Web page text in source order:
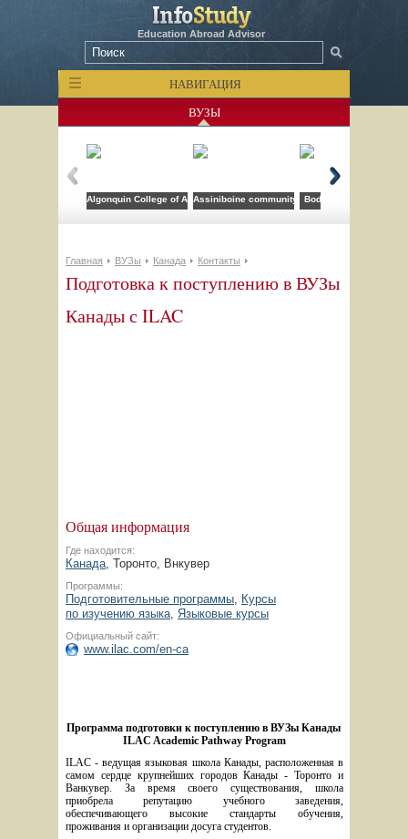
Education Abroad Advisor
НАВИГАЦИЯ
ВУЗЫ
Algonquin College of Applied Arts and Technology
Assiniboine community collegeBodwell High School
Главная ВУЗы Канада Контакты
Подготовка к поступлению в ВУЗы
Канады с ILAC
Общая информация
Где находится:
Канада, Торонто, Внкувер
Программы:
Подготовительные программы, Курсы
по изучению языка, Языковые курсы
Официальный сайт:
www.ilac.com/en-ca
Программа подготовки к поступлению в ВУЗы Канады
ILAC Academic Pathway Program
ILAC - ведущая языковая школа Канады, расположенная в
самом сердце крупнейших городов Канады - Торонто и
Ванкувер. За время своего существования, школа
приобрела репутацию учебного заведения,
обеспечивающего высокие стандарты обучения,
проживания и организации досуга студентов.